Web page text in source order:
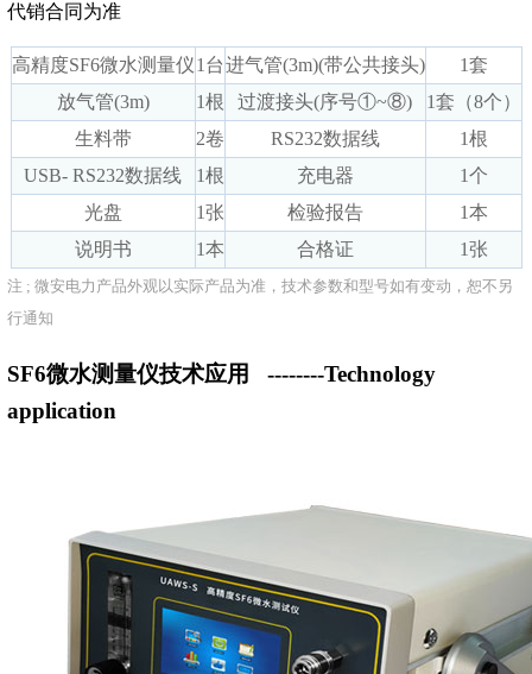
代销合同为准
高精度SF6微水测量仪1台进气管(3m)(带公共接头)
1套
放气管(3m)
1根 过渡接头(序号①~⑧)
1套（8个）
生料带
2卷 RS232数据线
1根
USB- RS232数据线
1根 充电器
1个
光盘
1张 检验报告
1本
说明书
1本 合格证 1张
注 ; 微安电力产品外观以实际产品为准，技术参数和型号如有变动，恕不另
行通知
SF6微水测量仪技术应用
--------Technology
application